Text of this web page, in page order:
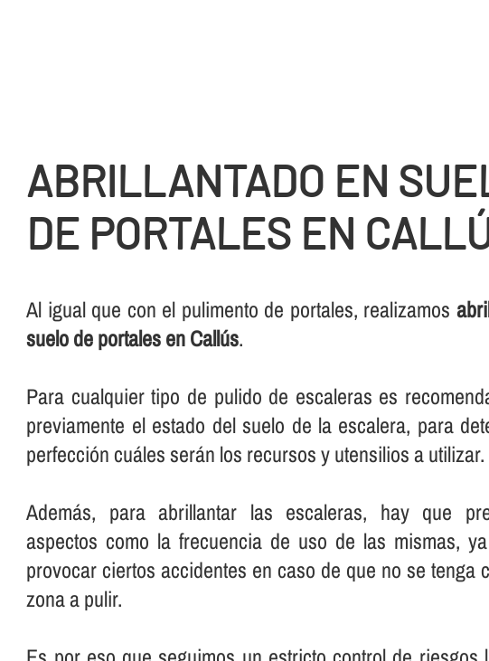
ABRILLANTADO EN
DE PORTALES EN
Al igual que con el pulimento de portales, realizamos
suelo de portales en Callús.
Para cualquier tipo de pulido de escaleras es
previamente el estado del suelo de la escalera, para
perfección cuáles serán los recursos y utensilios a utilizar.
Además, para abrillantar las escaleras, hay que
aspectos como la frecuencia de uso de las mismas,
provocar ciertos accidentes en caso de que no se tenga
zona a pulir.